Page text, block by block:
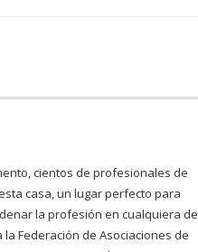
cientos de profesionales de
casa, un lugar perfecto para
la profesión en cualquiera de
la Federación de Asociaciones de